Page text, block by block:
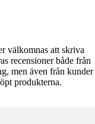
välkomnas att skriva
recensioner både från
men även från kunder
produkterna.